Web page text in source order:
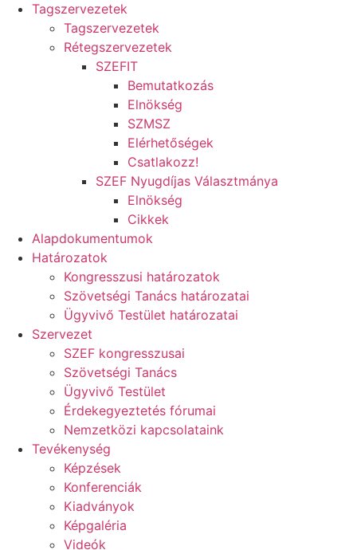
Tagszervezetek
Tagszervezetek
Rétegszervezetek
SZEFIT
Bemutatkozás
Elnökség
SZMSZ
Elérhetőségek
Csatlakozz!
SZEF Nyugdíjas Választmánya
Elnökség
Cikkek
Alapdokumentumok
Határozatok
Kongresszusi határozatok
Szövetségi Tanács határozatai
Ügyvivő Testület határozatai
Szervezet
SZEF kongresszusai
Szövetségi Tanács
Ügyvivő Testület
Érdekegyeztetés fórumai
Nemzetközi kapcsolataink
Tevékenység
Képzések
Konferenciák
Kiadványok
Képgaléria
Videók